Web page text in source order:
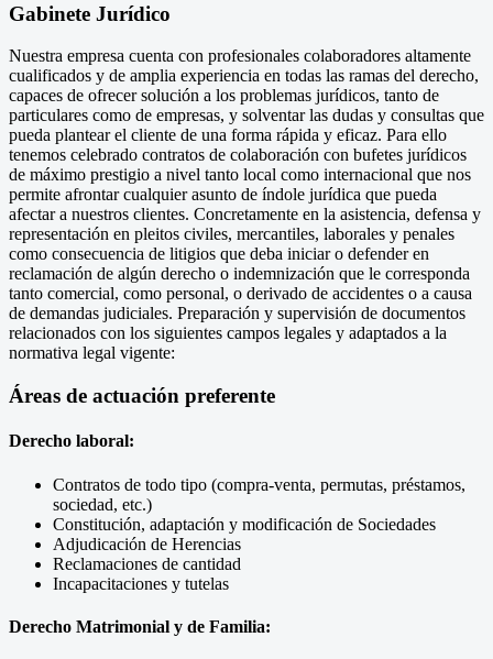
Gabinete Jurídico
Nuestra empresa cuenta con profesionales colaboradores altamente
cualificados y de amplia experiencia en todas las ramas del derecho,
capaces de ofrecer solución a los problemas jurídicos, tanto de
particulares como de empresas, y solventar las dudas y consultas que
pueda plantear el cliente de una forma rápida y eficaz. Para ello
tenemos celebrado contratos de colaboración con bufetes jurídicos
de máximo prestigio a nivel tanto local como internacional que nos
permite afrontar cualquier asunto de índole jurídica que pueda
afectar a nuestros clientes. Concretamente en la asistencia, defensa y
representación en pleitos civiles, mercantiles, laborales y penales
como consecuencia de litigios que deba iniciar o defender en
reclamación de algún derecho o indemnización que le corresponda
tanto comercial, como personal, o derivado de accidentes o a causa
de demandas judiciales. Preparación y supervisión de documentos
relacionados con los siguientes campos legales y adaptados a la
normativa legal vigente:
Áreas de actuación preferente
Derecho laboral:
Contratos de todo tipo (compra-venta, permutas, préstamos,
sociedad, etc.)
Constitución, adaptación y modificación de Sociedades
Adjudicación de Herencias
Reclamaciones de cantidad
Incapacitaciones y tutelas
Derecho Matrimonial y de Familia: